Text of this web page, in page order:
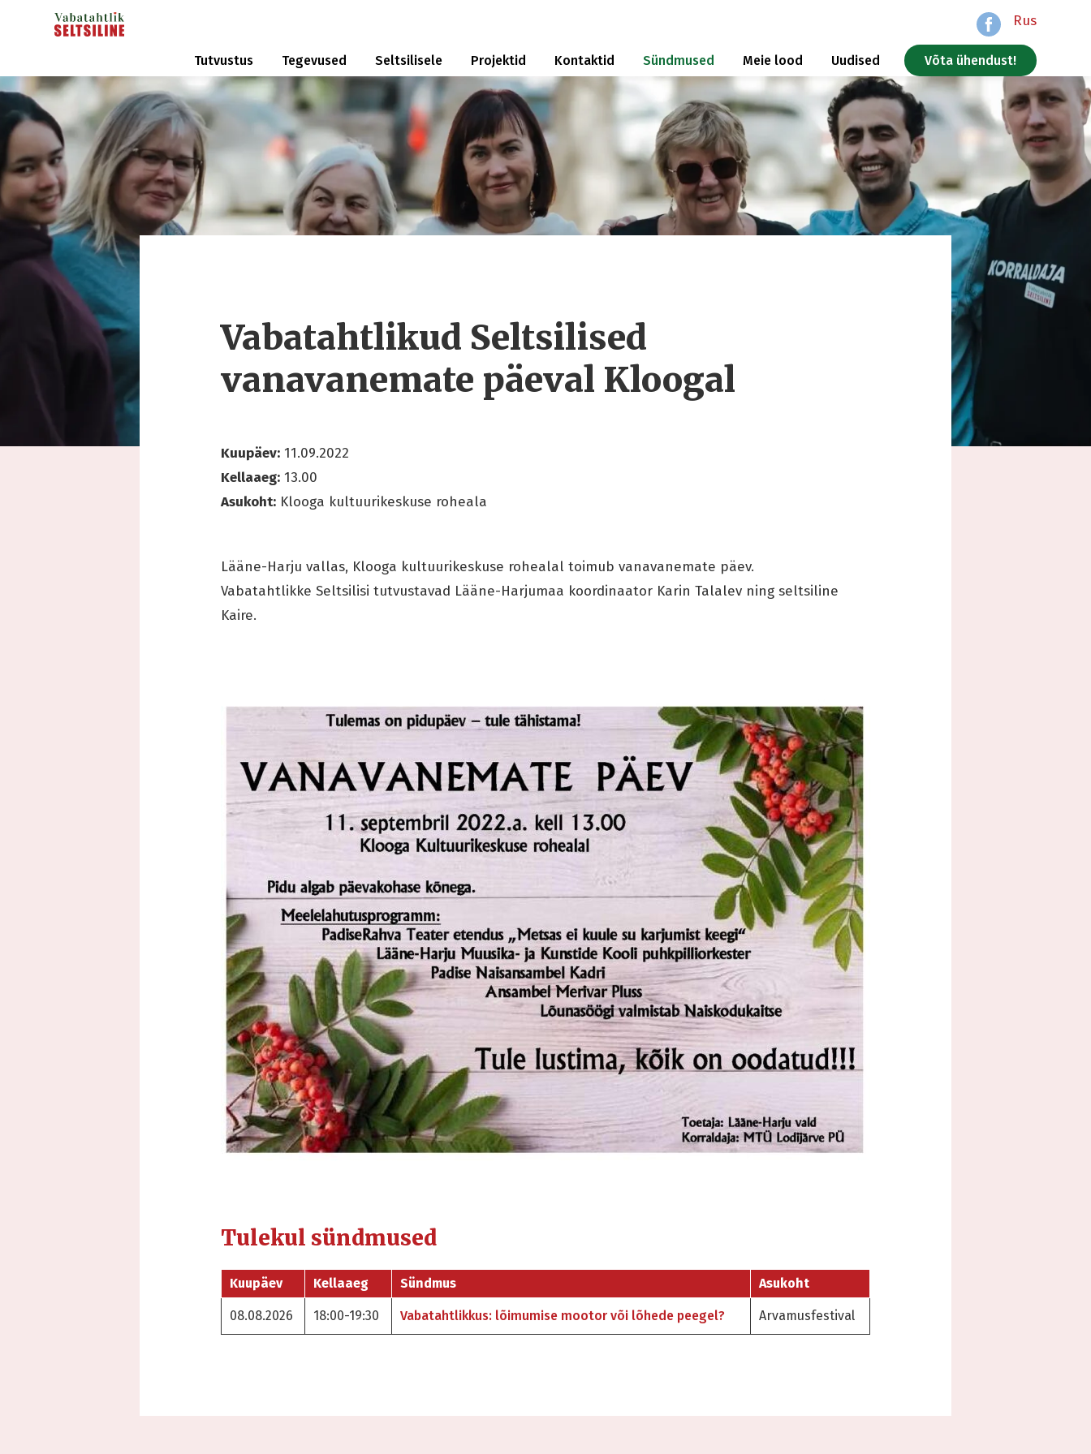
Rus
Tutvustus Tegevused Seltsilisele Projektid Kontaktid Sündmused Meie lood Uudised Võta ühendust!
Vabatahtlikud Seltsilised
vanavanemate päeval Kloogal
Kuupäev: 11.09.2022
Kellaaeg: 13.00
Asukoht: Klooga kultuurikeskuse roheala
Lääne-Harju vallas, Klooga kultuurikeskuse rohealal toimub vanavanemate päev.
Vabatahtlikke Seltsilisi tutvustavad Lääne-Harjumaa koordinaator Karin Talalev ning seltsiline
Kaire.
Tulekul sündmused
Kuupäev Kellaaeg Sündmus Asukoht
08.08.2026 18:00-19:30 Vabatahtlikkus: lõimumise mootor või lõhede peegel? Arvamusfestival